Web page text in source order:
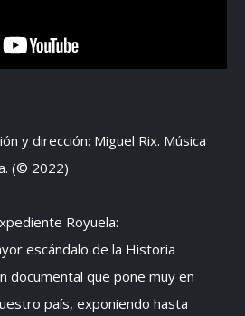
y dirección: Miguel Rix. Música
(© 2022)
Royuela:
escándalo de la Historia
documental que pone muy en
país, exponiendo hasta